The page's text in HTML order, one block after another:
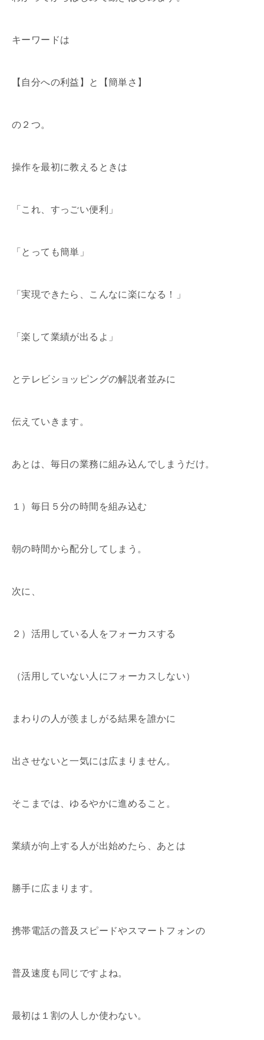
キーワードは
【自分への利益】と【簡単さ】
の２つ。
操作を最初に教えるときは
「これ、すっごい便利」
「とっても簡単」
「実現できたら、こんなに楽になる！」
「楽して業績が出るよ」
とテレビショッピングの解説者並みに
伝えていきます。
あとは、毎日の業務に組み込んでしまうだけ。
１）毎日５分の時間を組み込む
朝の時間から配分してしまう。
次に、
２）活用している人をフォーカスする
（活用していない人にフォーカスしない）
まわりの人が羨ましがる結果を誰かに
出させないと一気には広まりません。
そこまでは、ゆるやかに進めること。
業績が向上する人が出始めたら、あとは
勝手に広まります。
携帯電話の普及スピードやスマートフォンの
普及速度も同じですよね。
最初は１割の人しか使わない。